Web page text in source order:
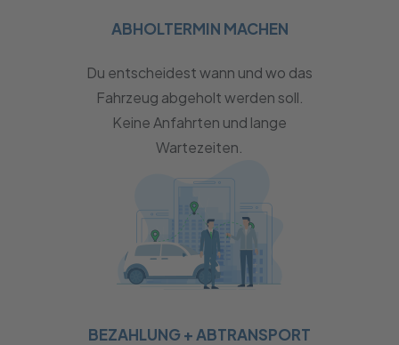
ABHOLTERMIN MACHEN
Du entscheidest wann und wo das
Fahrzeug abgeholt werden soll.
Keine Anfahrten und lange
Wartezeiten.
BEZAHLUNG + ABTRANSPORT